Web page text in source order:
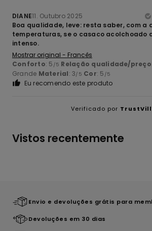
DIANE11. Outubro 2025
Boa qualidade, leve: resta saber, com a
temperaturas, se o casaco acolchoado
intenso.
Mostrar original - Francês
Conforto: 5 /5 Relação qualidade/preço
Grande Material: 3/5 Cor: 5 /5
Eu recomendo este produto
Verificado por
Vistos recentemente
Envio e devoluções grátis para
Devoluções em 30 dias